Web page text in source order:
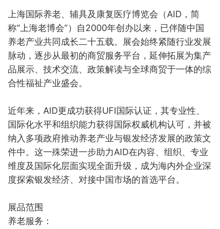
上海国际养老、辅具及康复医疗博览会（AID，简
称“上海老博会”）自2000年创办以来，已伴随中国
养老产业共同成长二十五载。展会始终紧随行业发展
脉动，逐步从最初的商贸服务平台，延伸拓展为集产
品展示、技术交流、政策解读与全球商贸于一体的综
合性福祉产业盛会。
近年来，AID更成功获得UFI国际认证，其专业性、
国际化水平和组织能力获得国际权威机构认可，并被
纳入多项政府推动养老产业与银发经济发展的政策文
件中。这一殊荣进一步助力AID在内容、组织、专业
维度及国际化层面实现全面升级，成为海内外企业深
度探索银发经济、对接中国市场的首选平台。
展品范围
养老服务：